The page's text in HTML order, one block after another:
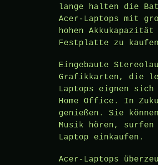
lange halten die
Acer-Laptops mit
hohen
Festplatte zu
Eingebaute
Grafikkarten, die
Laptops eignen
Home Office. In
genießen. Sie
Musik hören, surfen
Laptop einkaufen.
Acer-Laptops